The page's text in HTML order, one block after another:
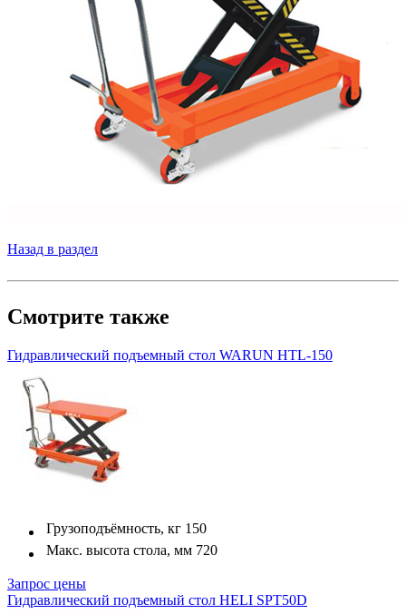
Назад в раздел
Смотрите также
Гидравлический подъемный стол WARUN HTL-150
Грузоподъёмность, кг 150
Макс. высота стола, мм 720
Запрос цены
Гидравлический подъемный стол HELI SPT50D